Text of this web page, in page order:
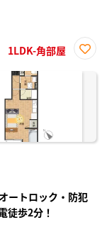
1LDK-角部屋
に入
ートロック・防犯
徒歩2分！